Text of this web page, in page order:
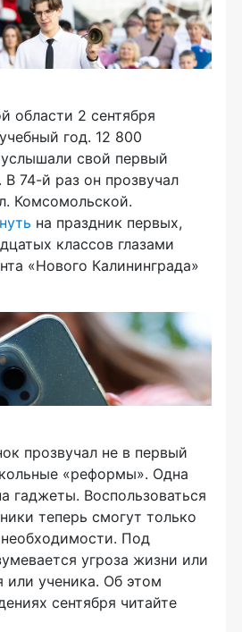
области 2 сентября
год. 12 800
свой первый
74-й раз он прозвучал
Комсомольской.
на праздник первых,
классов глазами
«Нового Калининграда»
прозвучал не в первый
«реформы». Одна
гаджеты. Воспользоваться
теперь смогут только
Под
угроза жизни или
или ученика. Об этом
сентября читайте